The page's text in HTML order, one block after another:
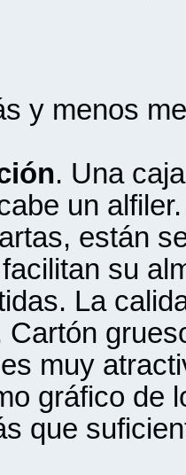
y menos
. Una
un
están
su
La
Cartón
muy
gráfico de
que